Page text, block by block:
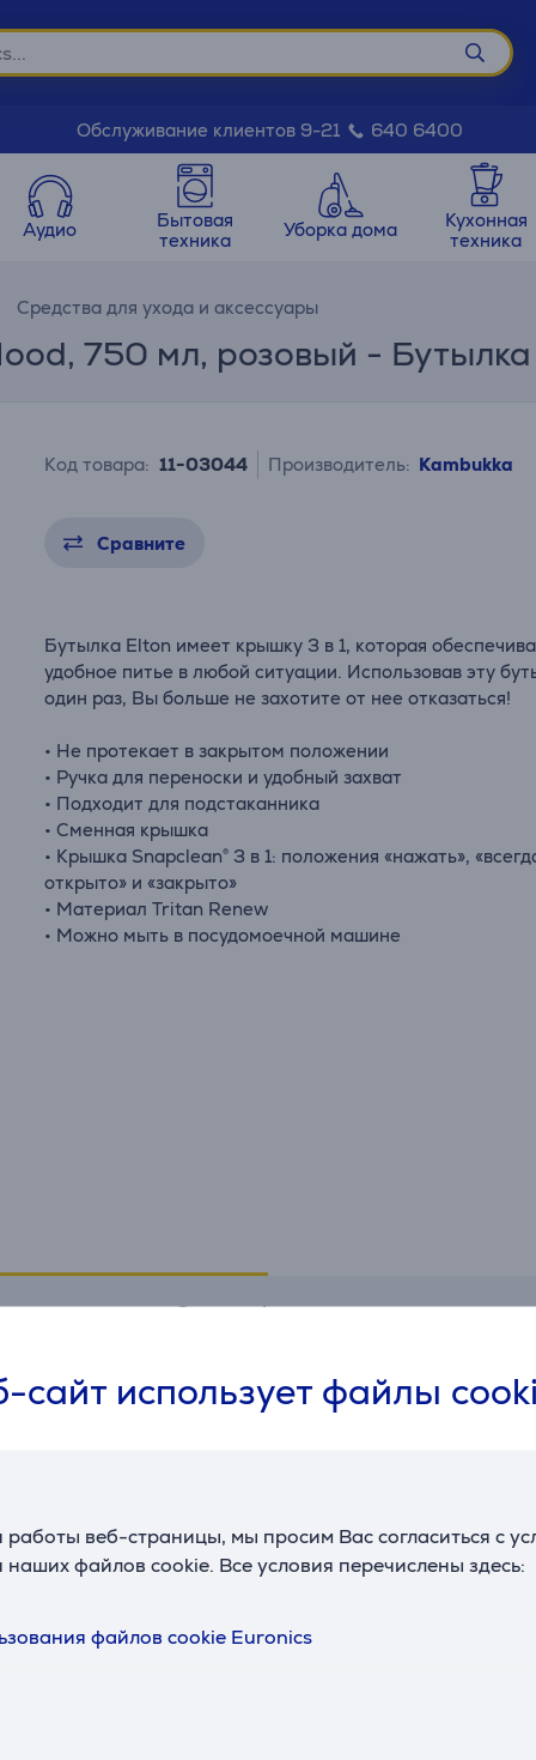
использует файлы
веб-страницы, мы просим Вас согласиться с
наших файлов cookie. Все условия перечислены здесь:
файлов cookie Euronics
Обслуживание клиентов 9-21 640 6400
Аудио
Бытовая
техника
Уборка дома
Кухонная
техника
Средства для ухода и аксессуары
750 мл, розовый -
Код товара: 11-03044 Производитель: Kambukka
Сравните
Бутылка Elton имеет крышку 3 в 1, которая
удобное питье в любой ситуации. Использовав эту
один раз, Вы больше не захотите от нее отказаться!
• Не протекает в закрытом положении
• Ручка для переноски и удобный захват
• Подходит для подстаканника
• Сменная крышка
• Крышка Snapclean® 3 в 1: положения «нажать»,
открыто» и «закрыто»
• Материал Tritan Renew
• Можно мыть в посудомоечной машине
Спецификация
Общий параметр